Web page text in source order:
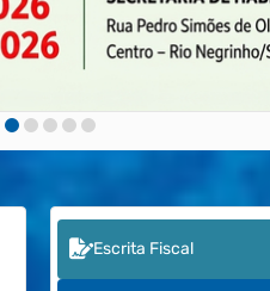
Escrita Fiscal